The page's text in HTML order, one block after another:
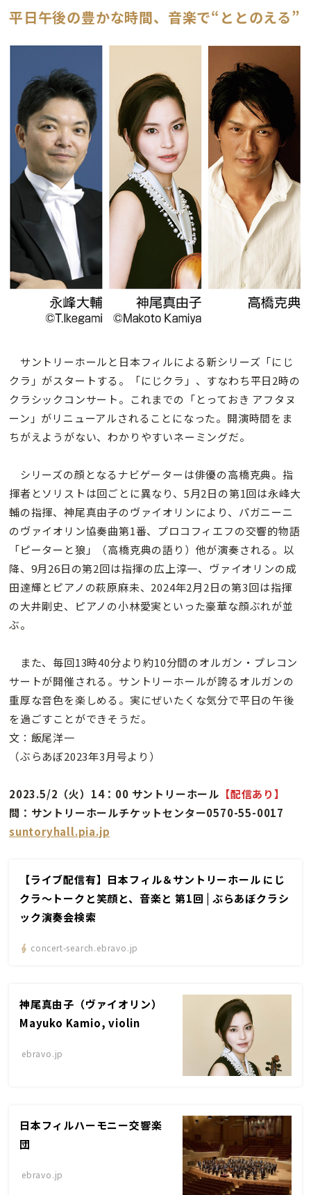
平日午後の豊かな時間、音楽で“ととのえる”
サントリーホールと日本フィルによる新シリーズ「にじ
クラ」がスタートする。「にじクラ」、すなわち平日2時の
クラシックコンサート。これまでの「とっておき アフタヌ
ーン」がリニューアルされることになった。開演時間をま
ちがえようがない、わかりやすいネーミングだ。
シリーズの顔となるナビゲーターは俳優の高橋克典。指
揮者とソリストは回ごとに異なり、5月2日の第1回は永峰大
輔の指揮、神尾真由子のヴァイオリンにより、パガニーニ
のヴァイオリン協奏曲第1番、プロコフィエフの交響的物語
「ピーターと狼」（高橋克典の語り）他が演奏される。以
降、9月26日の第2回は指揮の広上淳一、ヴァイオリンの成
田達輝とピアノの萩原麻未、2024年2月2日の第3回は指揮
の大井剛史、ピアノの小林愛実といった豪華な顔ぶれが並
ぶ。
また、毎回13時40分より約10分間のオルガン・プレコン
サートが開催される。サントリーホールが誇るオルガンの
重厚な音色を楽しめる。実にぜいたくな気分で平日の午後
を過ごすことができそうだ。
文：飯尾洋一
（ぶらあぼ2023年3月号より）
2023.5/2（火）14：00 サントリーホール 【配信あり】
問：サントリーホールチケットセンター0570-55-0017
suntoryhall.pia.jp
【ライブ配信有】日本フィル＆サントリーホール にじ
クラ～トークと笑顔と、音楽と 第1回 | ぶらあぼクラシ
ック演奏会検索
concert-search.ebravo.jp
神尾真由子（ヴァイオリン）
Mayuko Kamio, violin
ebravo.jp
日本フィルハーモニー交響楽
団
ebravo.jp